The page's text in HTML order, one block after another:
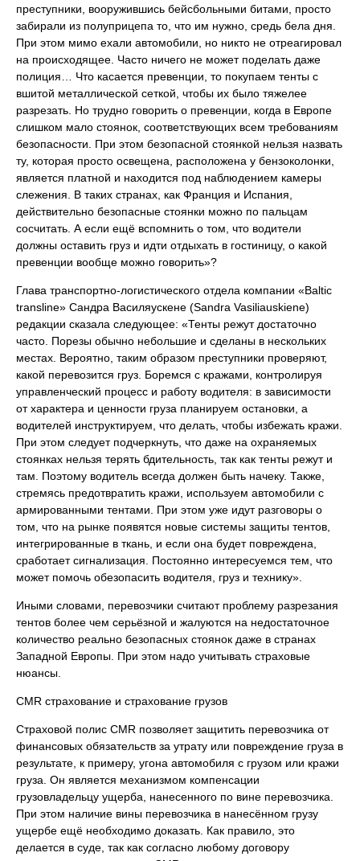
преступники, вооружившись бейсбольными битами, просто
забирали из полуприцепа то, что им нужно, средь бела дня.
При этом мимо ехали автомобили, но никто не отреагировал
на происходящее. Часто ничего не может поделать даже
полиция… Что касается превенции, то покупаем тенты с
вшитой металлической сеткой, чтобы их было тяжелее
разрезать. Но трудно говорить о превенции, когда в Европе
слишком мало стоянок, соответствующих всем требованиям
безопасности. При этом безопасной стоянкой нельзя назвать
ту, которая просто освещена, расположена у бензоколонки,
является платной и находится под наблюдением камеры
слежения. В таких странах, как Франция и Испания,
действительно безопасные стоянки можно по пальцам
сосчитать. А если ещё вспомнить о том, что водители
должны оставить груз и идти отдыхать в гостиницу, о какой
превенции вообще можно говорить»?
Глава транспортно-логистического отдела компании «Baltic
transline» Сандра Василяускене (Sandrа Vasiliauskiene)
редакции сказала следующее: «Тенты режут достаточно
часто. Порезы обычно небольшие и сделаны в нескольких
местах. Вероятно, таким образом преступники проверяют,
какой перевозится груз. Боремся с кражами, контролируя
управленческий процесс и работу водителя: в зависимости
от характера и ценности груза планируем остановки, а
водителей инструктируем, что делать, чтобы избежать кражи.
При этом следует подчеркнуть, что даже на охраняемых
стоянках нельзя терять бдительность, так как тенты режут и
там. Поэтому водитель всегда должен быть начеку. Также,
стремясь предотвратить кражи, используем автомобили с
армированными тентами. При этом уже идут разговоры о
том, что на рынке появятся новые системы защиты тентов,
интегрированные в ткань, и если она будет повреждена,
сработает сигнализация. Постоянно интересуемся тем, что
может помочь обезопасить водителя, груз и технику».
Иными словами, перевозчики считают проблему разрезания
тентов более чем серьёзной и жалуются на недостаточное
количество реально безопасных стоянок даже в странах
Западной Европы. При этом надо учитывать страховые
нюансы.
CMR страхование и страхование грузов
Страховой полис CMR позволяет защитить перевозчика от
финансовых обязательств за утрату или повреждение груза в
результате, к примеру, угона автомобиля с грузом или кражи
груза. Он является механизмом компенсации
грузовладельцу ущерба, нанесенного по вине перевозчика.
При этом наличие вины перевозчика в нанесённом грузу
ущербе ещё необходимо доказать. Как правило, это
делается в суде, так как согласно любому договору